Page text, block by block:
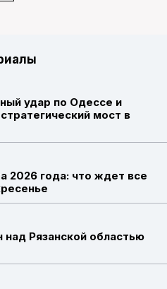
удар по Одессе и
мост в
2026 года: что ждет все
Рязанской областью